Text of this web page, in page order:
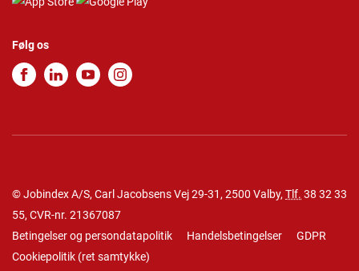
Følg os
© Jobindex A/S, Carl Jacobsens Vej 29-31, 2500 Valby, Tlf. 38 32 33
55, CVR-nr. 21367087
Betingelser og persondatapolitik
Handelsbetingelser
GDPR
Cookiepolitik (ret samtykke)